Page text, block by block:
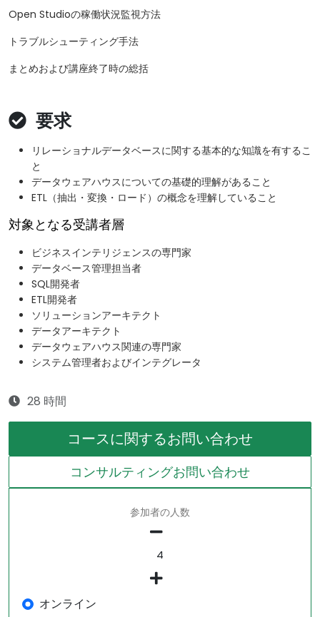
Open Studioの稼働状況監視方法
トラブルシューティング手法
まとめおよび講座終了時の総括
要求
リレーショナルデータベースに関する基本的な知識を有するこ
と
データウェアハウスについての基礎的理解があること
ETL（抽出・変換・ロード）の概念を理解していること
対象となる受講者層
ビジネスインテリジェンスの専門家
データベース管理担当者
SQL開発者
ETL開発者
ソリューションアーキテクト
データアーキテクト
データウェアハウス関連の専門家
システム管理者およびインテグレータ
28 時間
コースに関するお問い合わせ
コンサルティングお問い合わせ
参加者の人数
オンライン